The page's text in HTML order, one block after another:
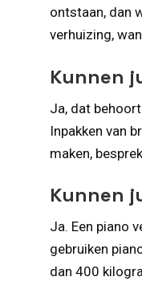
ontstaan, dan
verhuizing,
Kunnen
Ja, dat
Inpakken van
maken,
Kunnen
Ja. Een piano
gebruiken
dan 400